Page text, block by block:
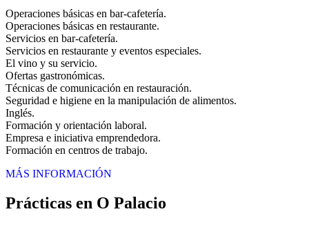
Operaciones básicas en bar-cafetería.
Operaciones básicas en restaurante.
Servicios en bar-cafetería.
Servicios en restaurante y eventos especiales.
El vino y su servicio.
Ofertas gastronómicas.
Técnicas de comunicación en restauración.
Seguridad e higiene en la manipulación de alimentos.
Inglés.
Formación y orientación laboral.
Empresa e iniciativa emprendedora.
Formación en centros de trabajo.
MÁS INFORMACIÓN
Prácticas en O Palacio